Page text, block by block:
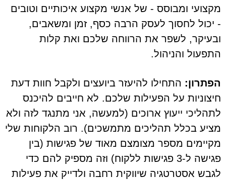
מקצועי ומבוסס - של אנשי מקצוע איכותיים וטובים
- יכול לחסוך לעסק הרבה כסף, זמן ומשאבים,
ובעיקר, לשפר את הרווחה שלכם ואת קלות
התפעול והניהול.
הפתרון: התחילו להיעזר ביועצים ולקבל חוות דעת
חיצוניות על הפעילות שלכם. לא חייבים להיכנס
לתהליכי ייעוץ ארוכים (למעשה, אני מתנגד לזה ולא
מציע בכלל תהליכים מתמשכים). רוב הלקוחות שלי
מקיימים מספר מצומצם מאוד של פגישות (בין
פגישה ל-3 פגישות ללקוח) וזה מספיק להם כדי
לגבש אסטרטגיה שיווקית רחבה ולדייק את פעילות